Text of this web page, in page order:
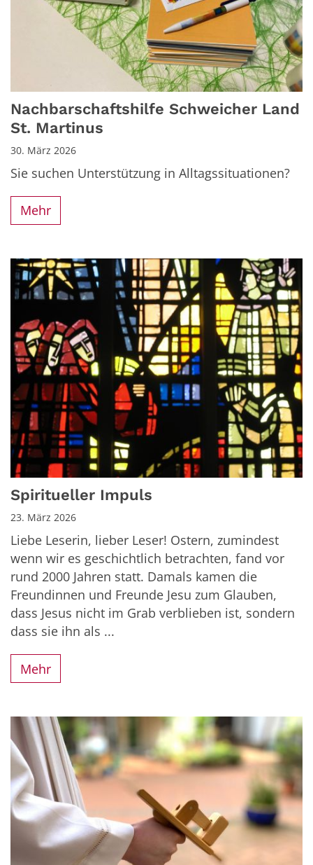
Nachbarschaftshilfe Schweicher Land
St. Martinus
30. März 2026
Sie suchen Unterstützung in Alltagssituationen?
Mehr
Spiritueller Impuls
23. März 2026
Liebe Leserin, lieber Leser! Ostern, zumindest
wenn wir es geschichtlich betrachten, fand vor
rund 2000 Jahren statt. Damals kamen die
Freundinnen und Freunde Jesu zum Glauben,
dass Jesus nicht im Grab verblieben ist, sondern
dass sie ihn als ...
Mehr